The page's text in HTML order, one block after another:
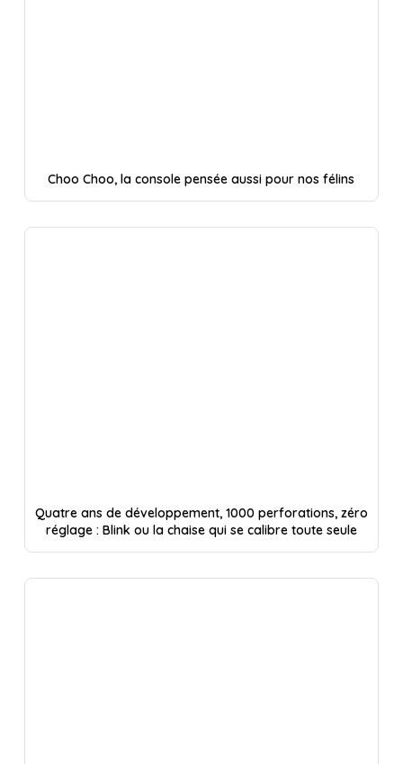
Choo Choo, la console pensée aussi pour nos félins
Quatre ans de développement, 1000 perforations, zéro
réglage : Blink ou la chaise qui se calibre toute seule